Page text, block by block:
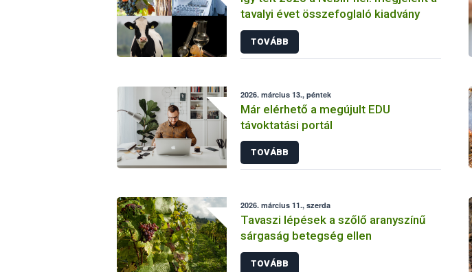
tavalyi évet összefoglaló kiadvány
TOVÁBB
2026. március 13., péntek
Már elérhető a megújult EDU
távoktatási portál
TOVÁBB
2026. március 11., szerda
Tavaszi lépések a szőlő aranyszínű
sárgaság betegség ellen
TOVÁBB